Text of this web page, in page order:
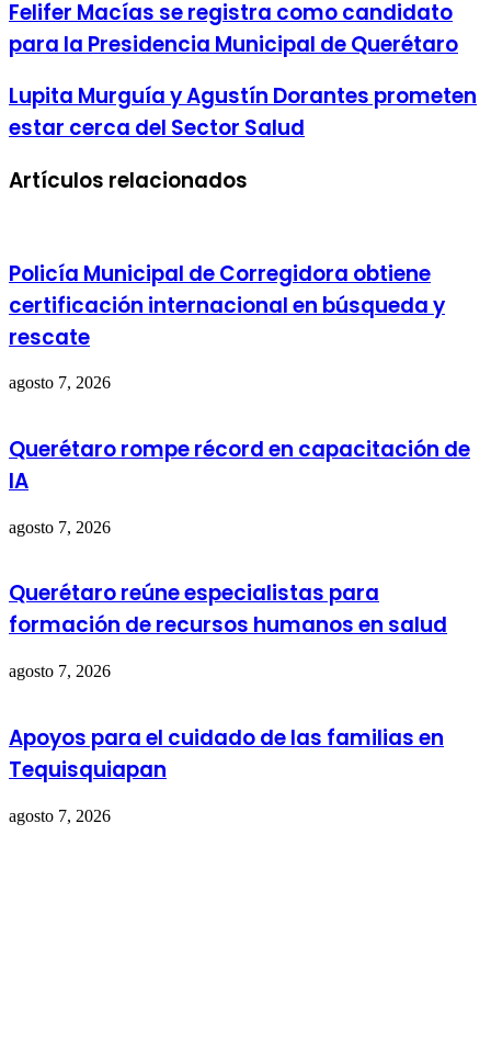
Felifer Macías se registra como candidato
para la Presidencia Municipal de Querétaro
Lupita Murguía y Agustín Dorantes prometen
estar cerca del Sector Salud
Artículos relacionados
Policía Municipal de Corregidora obtiene
certificación internacional en búsqueda y
rescate
agosto 7, 2026
Querétaro rompe récord en capacitación de
IA
agosto 7, 2026
Querétaro reúne especialistas para
formación de recursos humanos en salud
agosto 7, 2026
Apoyos para el cuidado de las familias en
Tequisquiapan
agosto 7, 2026